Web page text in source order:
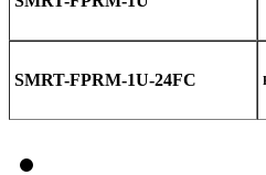
SMRT-FPRM-1U-24FC